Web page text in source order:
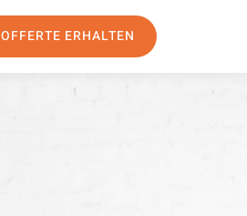
OFFERTE ERHALTEN